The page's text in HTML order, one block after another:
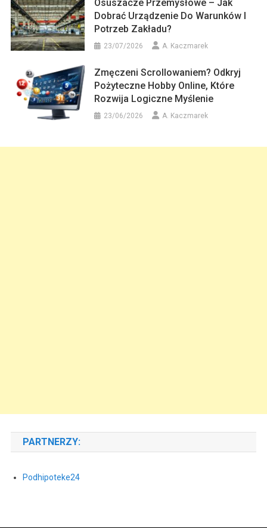
Osuszacze Przemysłowe – Jak
Dobrać Urządzenie Do Warunków I
Potrzeb Zakładu?
23/07/2026 A. Kaczmarek
Zmęczeni Scrollowaniem? Odkryj
Pożyteczne Hobby Online, Które
Rozwija Logiczne Myślenie
23/06/2026 A. Kaczmarek
PARTNERZY:
Podhipoteke24